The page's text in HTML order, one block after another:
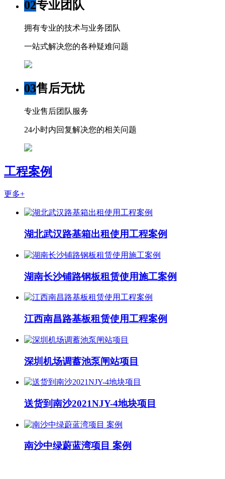
02专业团队
拥有专业的技术与业务团队
一站式解决您的各种疑难问题
03售后无忧
专业售后团队服务
24小时内回复解决您的相关问题
工程案例
更多+
湖北武汉路基箱出租使用工程案例
湖南长沙铺路钢板租赁使用施工案例
江西南昌路基板租赁使用工程案例
深圳机场调蓄池泵闸站项目
送货到南沙2021NJY-4地块项目
南沙中绿蔚蓝湾项目 案例